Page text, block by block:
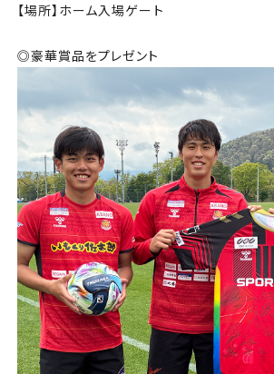
【場所】ホーム入場ゲート
◎豪華賞品をプレゼント